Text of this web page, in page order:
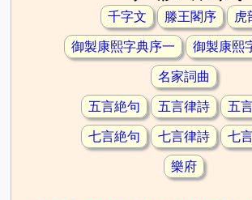
千字文 滕王閣序 虎
御製康熙字典序一 御製康熙
名家詞曲
五言絶句 五言律詩 五
七言絶句 七言律詩 七
樂府